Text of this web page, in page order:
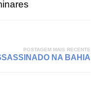
POSTAGEM MAIS RECENTE
NA BAHIA